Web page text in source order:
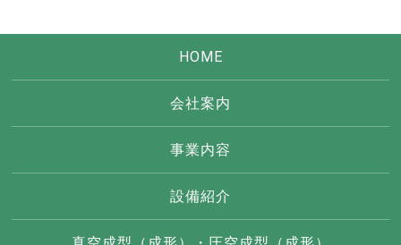
HOME
会社案内
事業内容
設備紹介